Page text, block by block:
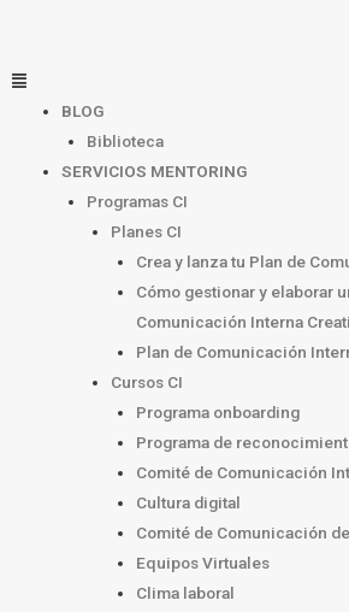
contenido
Menú
BLOG
Biblioteca
SERVICIOS MENTORING
Programas CI
Planes CI
Crea y lanza tu Plan de
Cómo gestionar y elaborar
Comunicación Interna
Plan de Comunicación
Cursos CI
Programa onboarding
Programa de
Comité de Comunicación
Cultura digital
Comité de Comunicación
Equipos Virtuales
Clima laboral